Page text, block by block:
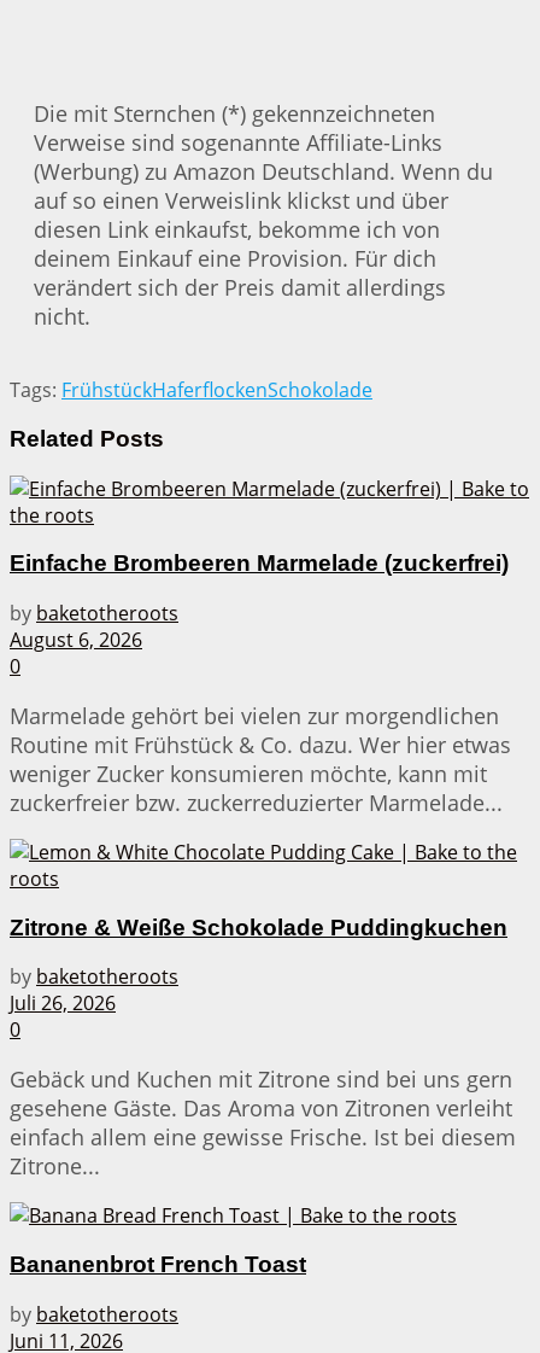
Die mit Sternchen (*) gekennzeichneten
Verweise sind sogenannte Affiliate-Links
(Werbung) zu Amazon Deutschland. Wenn du
auf so einen Verweislink klickst und über
diesen Link einkaufst, bekomme ich von
deinem Einkauf eine Provision. Für dich
verändert sich der Preis damit allerdings
nicht.
Tags: FrühstückHaferflockenSchokolade
Related Posts
Einfache Brombeeren Marmelade (zuckerfrei)
by baketotheroots
August 6, 2026
0
Marmelade gehört bei vielen zur morgendlichen
Routine mit Frühstück & Co. dazu. Wer hier etwas
weniger Zucker konsumieren möchte, kann mit
zuckerfreier bzw. zuckerreduzierter Marmelade...
Zitrone & Weiße Schokolade Puddingkuchen
by baketotheroots
Juli 26, 2026
0
Gebäck und Kuchen mit Zitrone sind bei uns gern
gesehene Gäste. Das Aroma von Zitronen verleiht
einfach allem eine gewisse Frische. Ist bei diesem
Zitrone...
Bananenbrot French Toast
by baketotheroots
Juni 11, 2026